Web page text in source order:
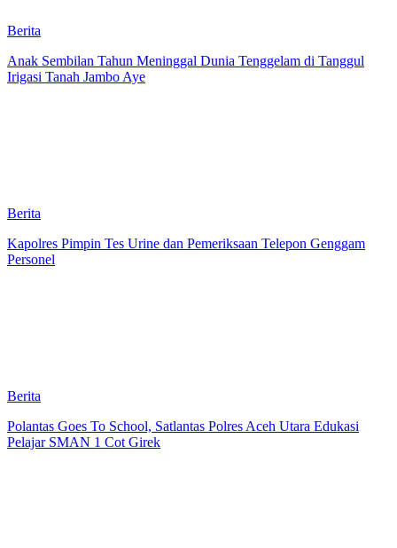
Berita
Anak Sembilan Tahun Meninggal Dunia Tenggelam di Tanggul
Irigasi Tanah Jambo Aye
Berita
Kapolres Pimpin Tes Urine dan Pemeriksaan Telepon Genggam
Personel
Berita
Polantas Goes To School, Satlantas Polres Aceh Utara Edukasi
Pelajar SMAN 1 Cot Girek